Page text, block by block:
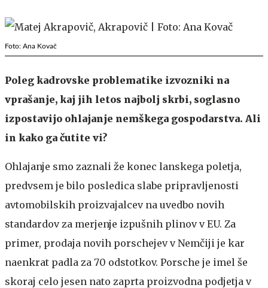
Foto: Ana Kovač
Poleg kadrovske problematike izvozniki na
vprašanje, kaj jih letos najbolj skrbi, soglasno
izpostavijo ohlajanje nemškega gospodarstva. Ali
in kako ga čutite vi?
Ohlajanje smo zaznali že konec lanskega poletja,
predvsem je bilo posledica slabe pripravljenosti
avtomobilskih proizvajalcev na uvedbo novih
standardov za merjenje izpušnih plinov v EU. Za
primer, prodaja novih porschejev v Nemčiji je kar
naenkrat padla za 70 odstotkov. Porsche je imel še
skoraj celo jesen nato zaprta proizvodna podjetja v